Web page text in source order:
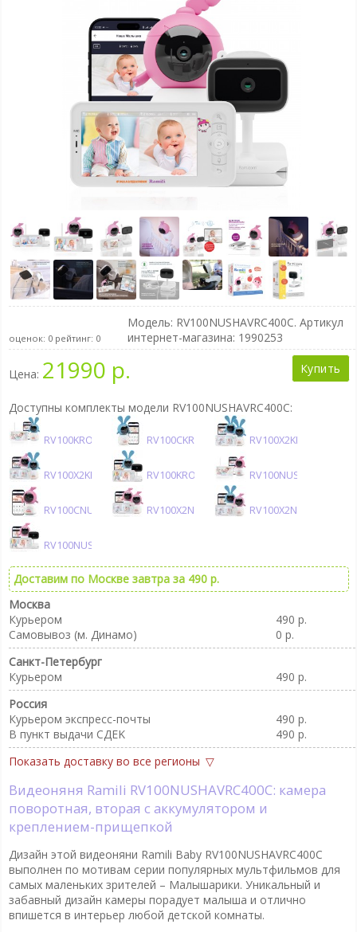
оценок: 0рейтинг: 0
Модель: RV100NUSHAVRC400C. Артикул
интернет-магазина: 1990253
Цена: 21990 р. Купить
Доступны комплекты модели RV100NUSHAVRC400C:
RV100KROSH RV100CKROSH RV100X2KROSH
RV100X2KROSHNUSHARV100KROSHVRC400CRV100NUSHA
RV100CNUSHA RV100X2NUSHA
RV100NUSHAVRC400C
Доставим по Москве завтра за 490 р.
Москва
Курьером
490 р.
Самовывоз (м. Динамо)
0 р.
Санкт-Петербург
Курьером
490 р.
Россия
Курьером экспресс-почты
490 р.
В пункт выдачи CДEK
490 р.
Показать доставку во все регионы
Видеоняня Ramili RV100NUSHAVRC400C: камера
поворотная, вторая с аккумулятором и
креплением-прищепкой
Дизайн этой видеоняни Ramili Baby RV100NUSHAVRC400C
выполнен по мотивам серии популярных мультфильмов для
самых маленьких зрителей – Малышарики. Уникальный и
забавный дизайн камеры порадует малыша и отлично
впишется в интерьер любой детской комнаты.